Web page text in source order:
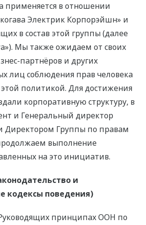
применяется в отношении
Электрик Корпорэйшн» и
в состав этой группы (далее
Мы также ожидаем от своих
партнёров и других
лиц соблюдения прав человека
этой политикой. Для достижения
корпоративную структуру, в
и Генеральный директор
Директором Группы по правам
выполнение
на это инициатив.
и
кодексы поведения)
принципах ООН по